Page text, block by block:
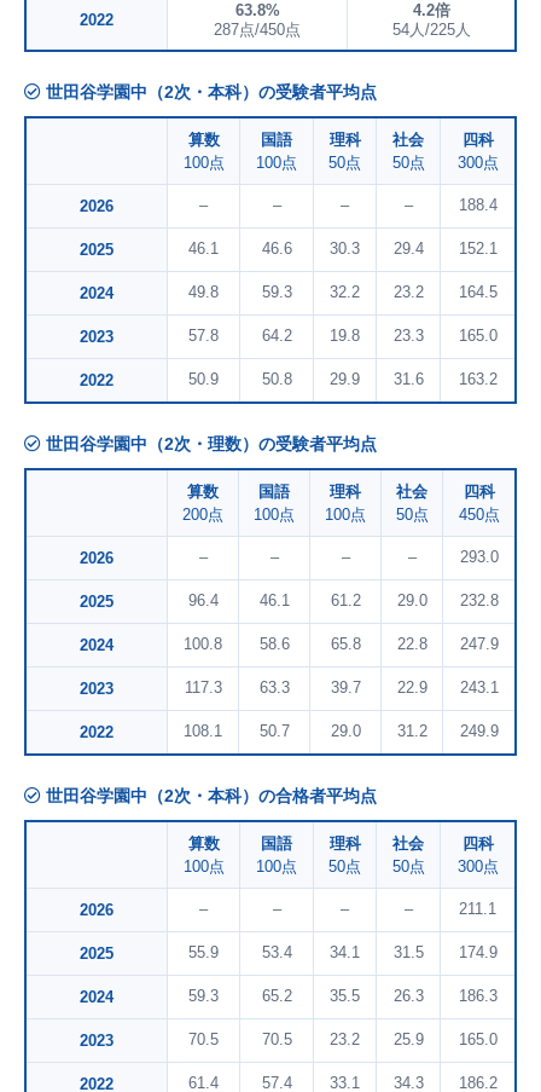
2022
63.8%
287点/450点
4.2倍
54人/225人
世田谷学園中（2次・本科）の受験者平均点
算数
100点
国語
100点
理科
50点
社会
50点
四科
300点
2026 – – – – 188.4
2025 46.1 46.6 30.3 29.4 152.1
2024 49.8 59.3 32.2 23.2 164.5
2023 57.8 64.2 19.8 23.3 165.0
2022 50.9 50.8 29.9 31.6 163.2
世田谷学園中（2次・理数）の受験者平均点
算数
200点
国語
100点
理科
100点
社会
50点
四科
450点
2026 – – – – 293.0
2025 96.4 46.1 61.2 29.0 232.8
2024 100.8 58.6 65.8 22.8 247.9
2023 117.3 63.3 39.7 22.9 243.1
2022 108.1 50.7 29.0 31.2 249.9
世田谷学園中（2次・本科）の合格者平均点
算数
100点
国語
100点
理科
50点
社会
50点
四科
300点
2026 – – – – 211.1
2025 55.9 53.4 34.1 31.5 174.9
2024 59.3 65.2 35.5 26.3 186.3
2023 70.5 70.5 23.2 25.9 165.0
2022 61.4 57.4 33.1 34.3 186.2